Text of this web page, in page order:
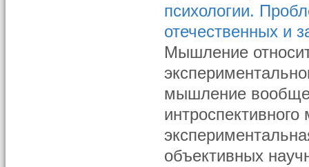
психологии.
отечественных и
Мышление
мышление
объективных